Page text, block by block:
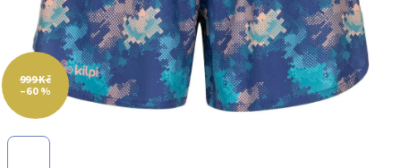
999 Kč
–60 %